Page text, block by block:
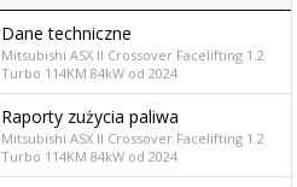
Dane techniczne
Mitsubishi ASX II Crossover Facelifting 1.2
Turbo 114KM 84kW od 2024
Raporty zużycia paliwa
Mitsubishi ASX II Crossover Facelifting 1.2
Turbo 114KM 84kW od 2024